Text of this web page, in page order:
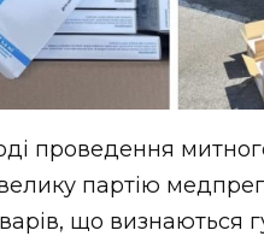
проведення
партію
що